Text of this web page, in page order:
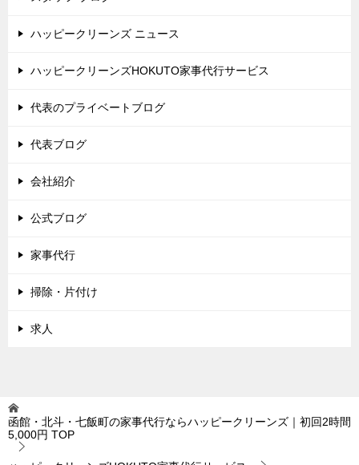
ハッピークリーンズ ニュース
ハッピークリーンズHOKUTO家事代行サービス
代表のプライベートブログ
代表ブログ
会社紹介
公式ブログ
家事代行
掃除・片付け
求人
函館・北斗・七飯町の家事代行ならハッピークリーンズ｜初回2時間
5,000円 TOP